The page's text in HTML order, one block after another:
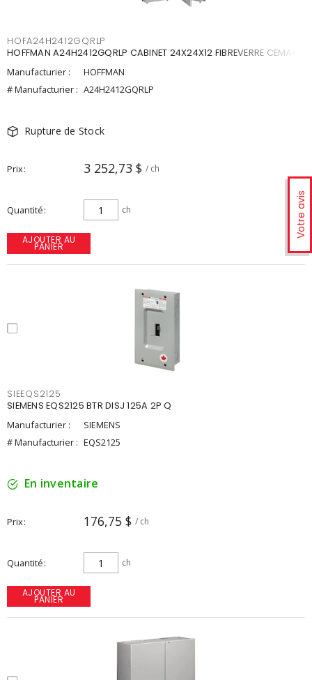
Votre avis
HOFA24H2412GQRLP
HOFFMAN A24H2412GQRLP CABINET 24X24X12 FIBREVERRE CEMA4X
Manufacturier :
HOFFMAN
# Manufacturier : A24H2412GQRLP
Rupture de Stock
Prix 3 252,73 $ / ch
Quantité ch
AJOUTER AU
PANIER
SIEEQS2125
SIEMENS EQS2125 BTR DISJ 125A 2P Q
Manufacturier :
SIEMENS
# Manufacturier : EQS2125
En inventaire
Prix 176,75 $ / ch
Quantité ch
AJOUTER AU
PANIER